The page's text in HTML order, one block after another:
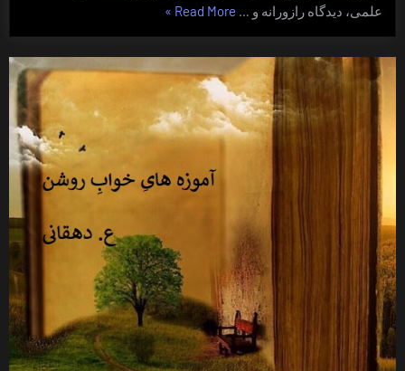
علمی، دیدگاه رازورانه و … Read More “پژوهشگر،
خرافاتی”
»